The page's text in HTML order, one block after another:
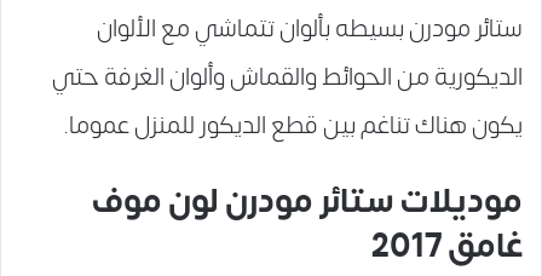
ستائر مودرن بسيطه بألوان تتماشي مع الألوان
الديكورية من الحوائط والقماش وألوان الغرفة حتي
يكون هناك تناغم بين قطع الديكور للمنزل عموما.
موديلات ستائر مودرن لون موف
غامق 2017